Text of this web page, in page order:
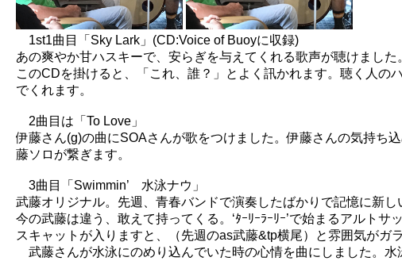
1st1曲目「Sky Lark」(CD:Voice of Buoyに収録)
あの爽やか甘ハスキーで、安らぎを与えてくれる歌声が聴けました
このCDを掛けると、「これ、誰？」とよく訊かれます。聴く人の
でくれます。
2曲目は「To Love」
伊藤さん(g)の曲にSOAさんが歌をつけました。伊藤さんの気持ち
藤ソロが繋ぎます。
3曲目「Swimmin’ 水泳ナウ」
武藤オリジナル。先週、青春バンドで演奏したばかりで記憶に新し
今の武藤は違う、敢えて持ってくる。‘ﾀｰﾘｰﾗｰﾘｰ’で始まるアルトサ
スキャットが入りますと、（先週のas武藤&tp横尾）と雰囲気がガ
武藤さんが水泳にのめり込んでいた時の心情を曲にしました。水